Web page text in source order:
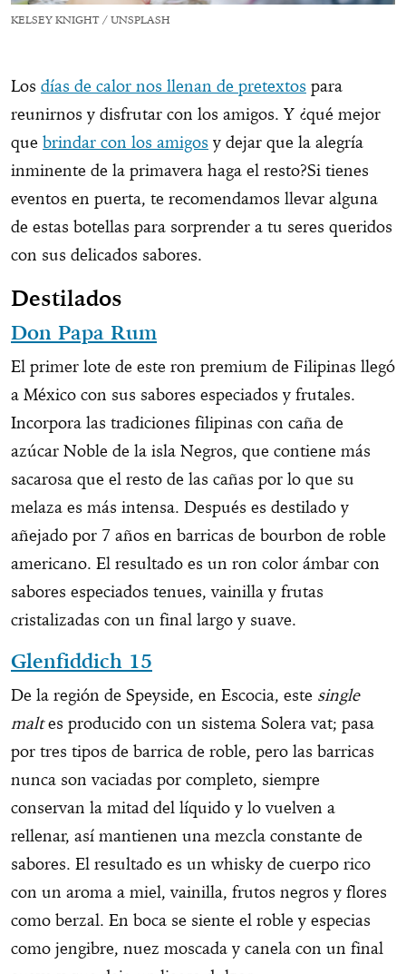
KELSEY KNIGHT / UNSPLASH
Los días de calor nos llenan de pretextos para
reunirnos y disfrutar con los amigos. Y ¿qué mejor
que brindar con los amigos y dejar que la alegría
inminente de la primavera haga el resto?Si tienes
eventos en puerta, te recomendamos llevar alguna
de estas botellas para sorprender a tu seres queridos
con sus delicados sabores.
Destilados
Don Papa Rum
El primer lote de este ron premium de Filipinas llegó
a México con sus sabores especiados y frutales.
Incorpora las tradiciones filipinas con caña de
azúcar Noble de la isla Negros, que contiene más
sacarosa que el resto de las cañas por lo que su
melaza es más intensa. Después es destilado y
añejado por 7 años en barricas de bourbon de roble
americano. El resultado es un ron color ámbar con
sabores especiados tenues, vainilla y frutas
cristalizadas con un final largo y suave.
Glenfiddich 15
De la región de Speyside, en Escocia, este single
maltes producido con un sistema Solera vat; pasa
por tres tipos de barrica de roble, pero las barricas
nunca son vaciadas por completo, siempre
conservan la mitad del líquido y lo vuelven a
rellenar, así mantienen una mezcla constante de
sabores. El resultado es un whisky de cuerpo rico
con un aroma a miel, vainilla, frutos negros y flores
como berzal. En boca se siente el roble y especias
como jengibre, nuez moscada y canela con un final